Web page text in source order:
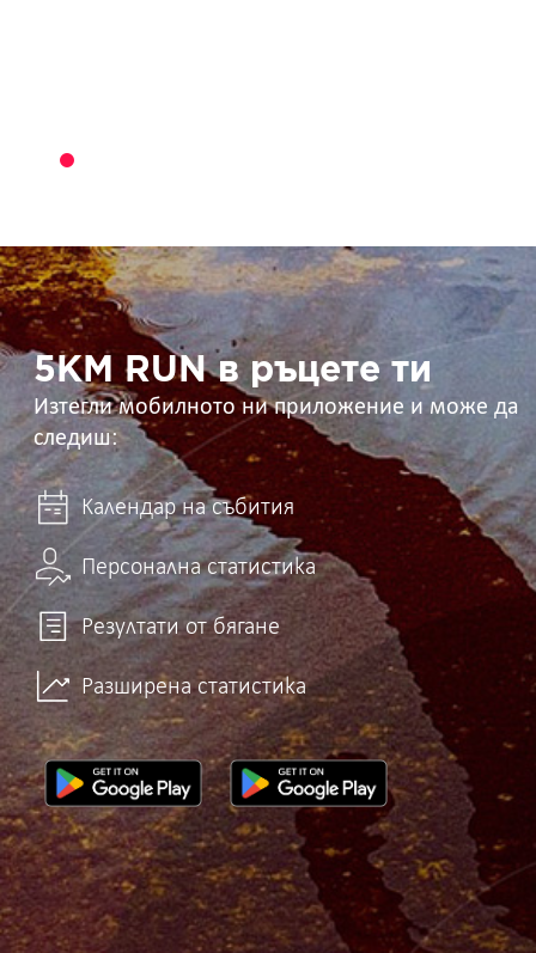
5KM
RUN
в
ръцете
ти 5KM RUN в ръцете ти
Изтегли мобилното ни приложение и може да
следиш:
Календар на събития
Персонална статистика
Резултати от бягане
Разширена статистика